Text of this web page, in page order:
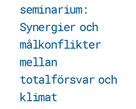
seminarium:
Synergier och
målkonflikter
mellan
totalförsvar och
klimat